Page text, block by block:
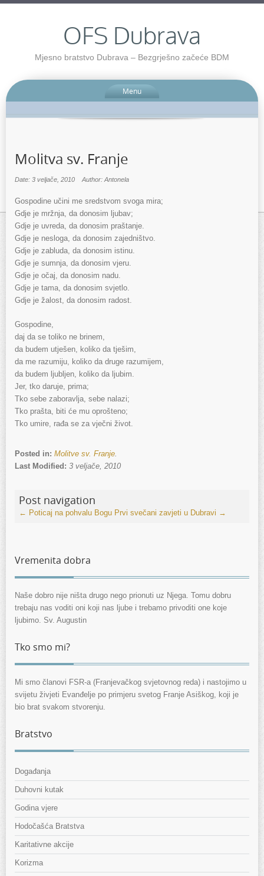
OFS Dubrava
Mjesno bratstvo Dubrava – Bezgrješno začeće BDM
Menu
Molitva sv. Franje
Date: 3 veljače, 2010 Author: Antonela
Gospodine učini me sredstvom svoga mira;
Gdje je mržnja, da donosim ljubav;
Gdje je uvreda, da donosim praštanje.
Gdje je nesloga, da donosim zajedništvo.
Gdje je zabluda, da donosim istinu.
Gdje je sumnja, da donosim vjeru.
Gdje je očaj, da donosim nadu.
Gdje je tama, da donosim svjetlo.
Gdje je žalost, da donosim radost.
Gospodine,
daj da se toliko ne brinem,
da budem utješen, koliko da tješim,
da me razumiju, koliko da druge razumijem,
da budem ljubljen, koliko da ljubim.
Jer, tko daruje, prima;
Tko sebe zaboravlja, sebe nalazi;
Tko prašta, biti će mu oprošteno;
Tko umire, rađa se za vječni život.
Posted in: Molitve sv. Franje.
Last Modified: 3 veljače, 2010
Post navigation
← Poticaj na pohvalu Bogu Prvi svečani zavjeti u Dubravi →
Vremenita dobra
Naše dobro nije ništa drugo nego prionuti uz Njega. Tomu dobru
trebaju nas voditi oni koji nas ljube i trebamo privoditi one koje
ljubimo. Sv. Augustin
Tko smo mi?
Mi smo članovi FSR-a (Franjevačkog svjetovnog reda) i nastojimo u
svijetu živjeti Evanđelje po primjeru svetog Franje Asiškog, koji je
bio brat svakom stvorenju.
Bratstvo
Događanja
Duhovni kutak
Godina vjere
Hodočašća Bratstva
Karitativne akcije
Korizma